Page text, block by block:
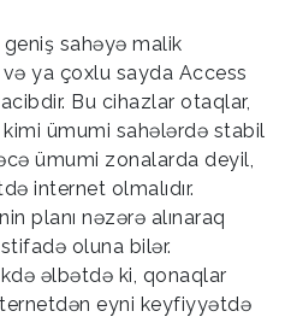
sahəyə malik
ya çoxlu sayda Access
Bu cihazlar otaqlar,
ümumi sahələrdə stabil
ümumi zonalarda deyil,
internet olmalıdır.
planı nəzərə alınaraq
oluna bilər.
əlbətdə ki, qonaqlar
eyni keyfiyyətdə